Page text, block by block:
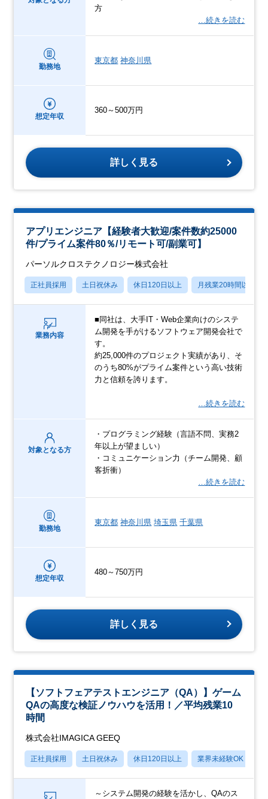
方
…続きを読む
勤務地
東京都 神奈川県
想定年収
360～500万円
詳しく見る
アプリエンジニア【経験者大歓迎/案件数約25000
件/プライム案件80％/リモート可/副業可】
パーソルクロステクノロジー株式会社
正社員採用 土日祝休み 休日120日以上 月残業20時間以内
業務内容
■同社は、大手IT・Web企業向けのシステ
ム開発を手がけるソフトウェア開発会社で
す。
約25,000件のプロジェクト実績があり、そ
のうち80%がプライム案件という高い技術
力と信頼を誇ります。
…続きを読む
対象となる方
・プログラミング経験（言語不問、実務2
年以上が望ましい）
・コミュニケーション力（チーム開発、顧
客折衝）
…続きを読む
勤務地
東京都 神奈川県 埼玉県 千葉県
想定年収
480～750万円
詳しく見る
【ソフトフェアテストエンジニア（QA）】ゲーム
QAの高度な検証ノウハウを活用！／平均残業10
時間
株式会社IMAGICA GEEQ
正社員採用 土日祝休み 休日120日以上 業界未経験OK
～システム開発の経験を活かし、QAのス